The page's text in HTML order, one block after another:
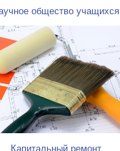
общество учащихся
Капитальный ремонт